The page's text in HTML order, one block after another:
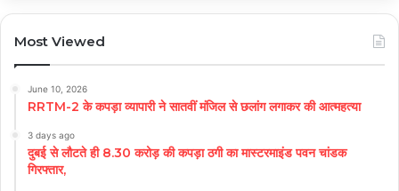
Most Viewed
June 10, 2026
RRTM-2 के कपड़ा व्यापारी ने सातवीं मंजिल से छलांग लगाकर की आत्महत्या
3 days ago
दुबई से लौटते ही 8.30 करोड़ की कपड़ा ठगी का मास्टरमाइंड पवन चांडक
गिरफ्तार,